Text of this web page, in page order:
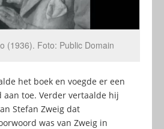
(1936). Foto: Public Domain
het boek en voegde er een
toe. Verder vertaalde hij
Stefan Zweig dat
was van Zweig in